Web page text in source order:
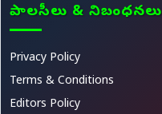
పాలసీలు & నిబంధనలు
Privacy Policy
Terms & Conditions
Editors Policy